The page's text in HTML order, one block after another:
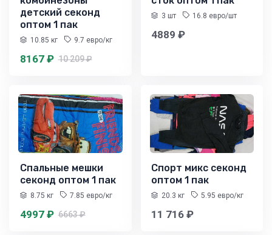
детский секонд
оптом 1 пак
10.85 кг 9.7 евро/кг
8167 ₽ 10 209 ₽
3 шт 16.8 евро/шт
4889 ₽
Спальные мешки
секонд оптом 1 пак
8.75 кг 7.85 евро/кг
4997 ₽ 6663 ₽
Спорт микс секонд
оптом 1 пак
20.3 кг 5.95 евро/кг
11 716 ₽